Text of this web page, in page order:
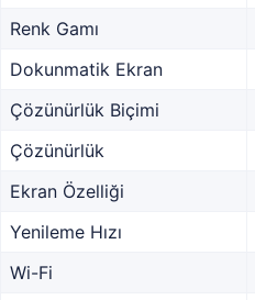
Renk Gamı
Dokunmatik Ekran
Çözünürlük Biçimi
Çözünürlük
Ekran Özelliği
Yenileme Hızı
Wi-Fi